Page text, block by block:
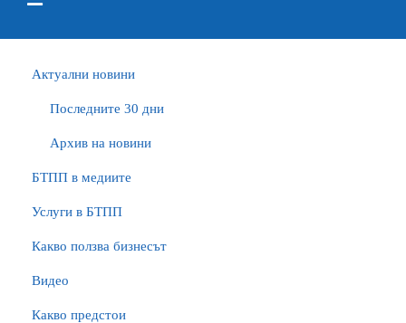
Актуални новини
Последните 30 дни
Архив на новини
БTПП в медиите
Услуги в БТПП
Какво ползва бизнесът
Видео
Какво предстои